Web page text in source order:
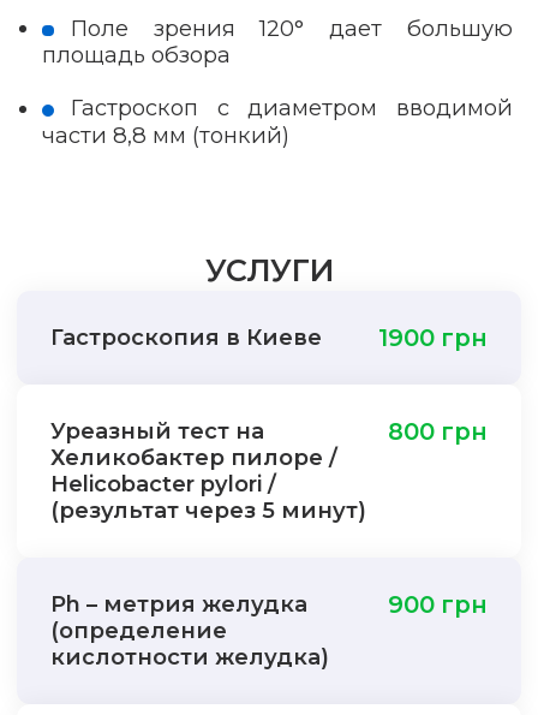
Поле зрения 120° дает большую
площадь обзора
Гастроскоп с диаметром вводимой
части 8,8 мм (тонкий)
УСЛУГИ
Гастроскопия в Киеве 1900 грн
Уреазный тест на
Хеликобактер пилоре /
Helicobacter pylori /
(результат через 5 минут)
800 грн
Ph – метрия желудка
(определение
кислотности желудка)
900 грн